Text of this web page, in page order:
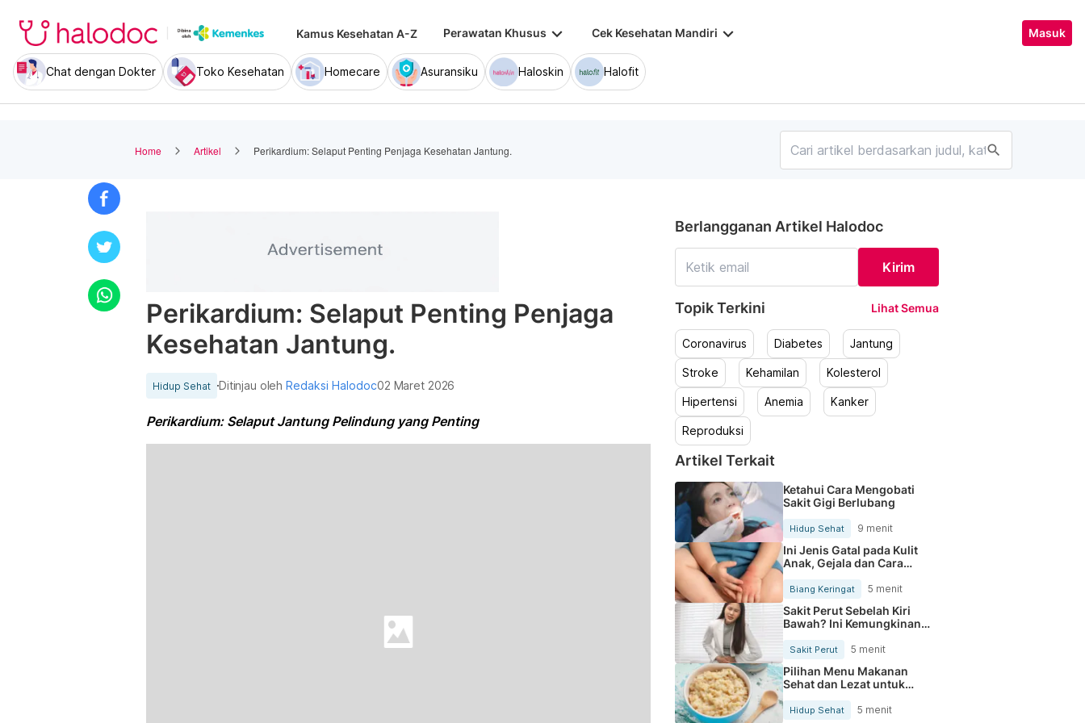
Kamus Kesehatan A-Z Perawatan Khusus keyboard_arrow_down Cek Kesehatan Mandiri keyboard_arrow_down Masuk
Chat dengan Dokter Toko Kesehatan Homecare Asuransiku Haloskin Halofit
Home Artikel Perikardium: Selaput Penting Penjaga Kesehatan Jantung. search
Perikardium: Selaput Penting Penjaga
Kesehatan Jantung.
Hidup Sehat Ditinjau olehRedaksi Halodoc02 Maret 2026
Perikardium: Selaput Jantung Pelindung yang Penting
Berlangganan Artikel Halodoc
Kirim
Topik Terkini Lihat Semua
Coronavirus Diabetes Jantung
Stroke Kehamilan Kolesterol
Hipertensi Anemia Kanker
Reproduksi
Artikel Terkait
Ketahui Cara Mengobati
Sakit Gigi Berlubang
Hidup Sehat 9 menit
Ini Jenis Gatal pada Kulit
Anak, Gejala dan Cara
Mengobatinya
Biang Keringat 5 menit
Sakit Perut Sebelah Kiri
Bawah? Ini Kemungkinan
Sakit Perut 5 menit
Pilihan Menu Makanan
Sehat dan Lezat untuk
Mengurangi Kolesterol
Hidup Sehat 5 menit